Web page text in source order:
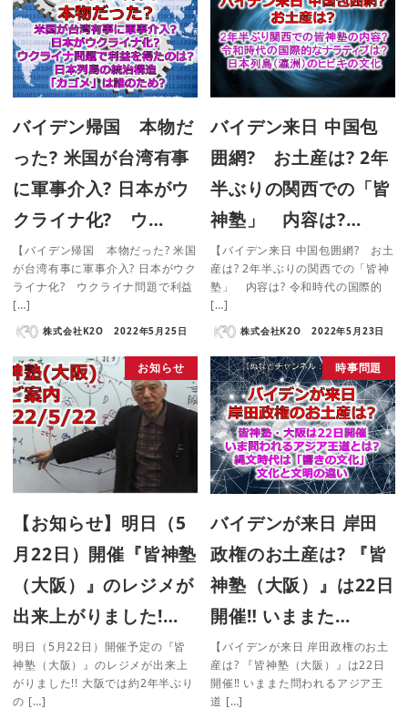
バイデン帰国 本物だ
った? 米国が台湾有事
に軍事介入? 日本がウ
クライナ化? ウ…
【バイデン帰国 本物だった? 米国
が台湾有事に軍事介入? 日本がウク
ライナ化? ウクライナ問題で利益
[…]
株式会社K2O 2022年5月25日
バイデン来日 中国包
囲網? お土産は? 2年
半ぶりの関西での「皆
神塾」 内容は?…
【バイデン来日 中国包囲網? お土
産は? 2年半ぶりの関西での「皆神
塾」 内容は? 令和時代の国際的
[…]
株式会社K2O 2022年5月23日
お知らせ
【お知らせ】明日（5
月22日）開催『皆神塾
（大阪）』のレジメが
出来上がりました!…
明日（5月22日）開催予定の『皆
神塾（大阪）』のレジメが出来上
がりました!! 大阪では約2年半ぶり
の […]
時事問題
バイデンが来日 岸田
政権のお土産は? 『皆
神塾（大阪）』は22日
開催‼ いままた…
【バイデンが来日 岸田政権のお土
産は? 『皆神塾（大阪）』は22日
開催‼ いままた問われるアジア王
道 […]